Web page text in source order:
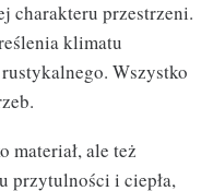
charakteru przestrzeni.
klimatu
Wszystko
materiał, ale też
przytulności i ciepła,